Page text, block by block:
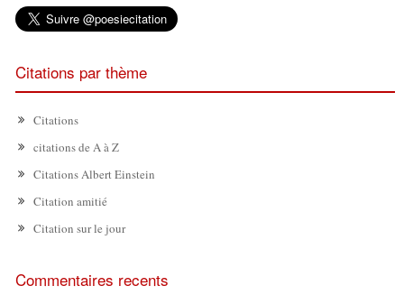
Citations par thème
Citations
citations de A à Z
Citations Albert Einstein
Citation amitié
Citation sur le jour
Commentaires recents